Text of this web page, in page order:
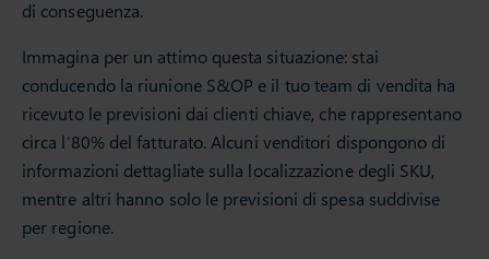
di conseguenza.
Immagina per un attimo questa situazione: stai
conducendo la riunione S&OP e il tuo team di vendita ha
ricevuto le previsioni dai clienti chiave, che rappresentano
circa l’80% del fatturato. Alcuni venditori dispongono di
informazioni dettagliate sulla localizzazione degli SKU,
mentre altri hanno solo le previsioni di spesa suddivise
per regione.